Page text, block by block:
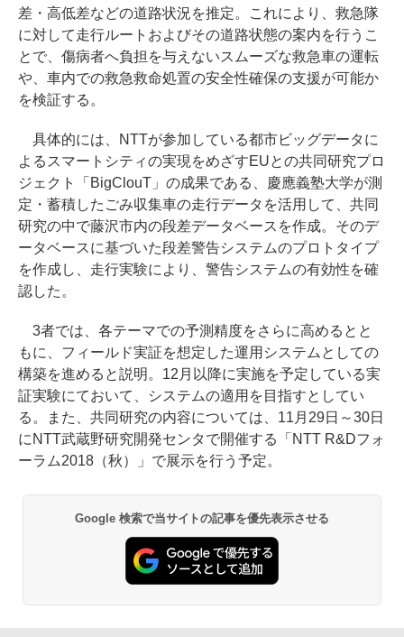
差・高低差などの道路状況を推定。これにより、救急隊
に対して走行ルートおよびその道路状態の案内を行うこ
とで、傷病者へ負担を与えないスムーズな救急車の運転
や、車内での救急救命処置の安全性確保の支援が可能か
を検証する。
具体的には、NTTが参加している都市ビッグデータに
よるスマートシティの実現をめざすEUとの共同研究プロ
ジェクト「BigClouT」の成果である、慶應義塾大学が測
定・蓄積したごみ収集車の走行データを活用して、共同
研究の中で藤沢市内の段差データベースを作成。そのデ
ータベースに基づいた段差警告システムのプロトタイプ
を作成し、走行実験により、警告システムの有効性を確
認した。
3者では、各テーマでの予測精度をさらに高めるとと
もに、フィールド実証を想定した運用システムとしての
構築を進めると説明。12月以降に実施を予定している実
証実験にておいて、システムの適用を目指すとしてい
る。また、共同研究の内容については、11月29日～30日
にNTT武蔵野研究開発センタで開催する「NTT R&Dフォ
ーラム2018（秋）」で展示を行う予定。
Google 検索で当サイトの記事を優先表示させる